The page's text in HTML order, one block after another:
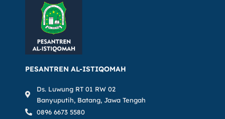
PESANTREN AL-ISTIQOMAH
Ds. Luwung RT 01 RW 02
Banyuputih, Batang, Jawa Tengah
0896 6673 5580